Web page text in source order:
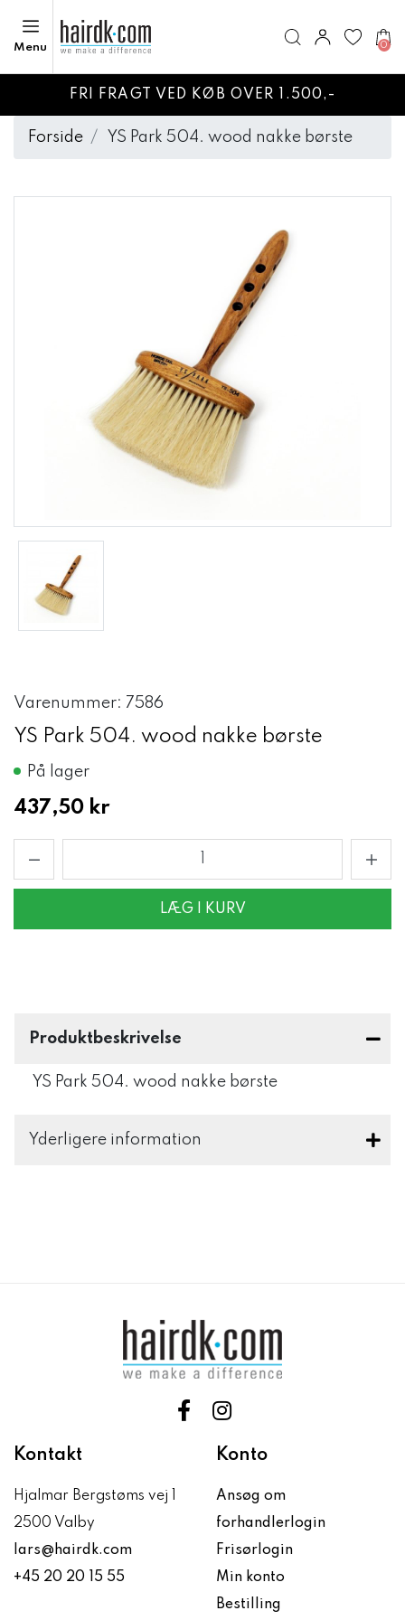
Menu 0
FRI FRAGT VED KØB OVER 1.500,-
Forside YS Park 504. wood nakke børste
Varenummer: 7586
YS Park 504. wood nakke børste
På lager
437,50 kr
LÆG I KURV
Produktbeskrivelse
YS Park 504. wood nakke børste
Yderligere information
Kontakt
Hjalmar Bergstøms vej 1
2500 Valby
lars@hairdk.com
+45 20 20 15 55
Konto
Ansøg om
forhandlerlogin
Frisørlogin
Min konto
Bestilling